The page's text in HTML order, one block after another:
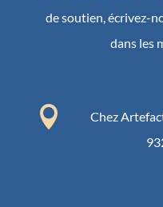
de soutien, écrivez-
dans les

Chez